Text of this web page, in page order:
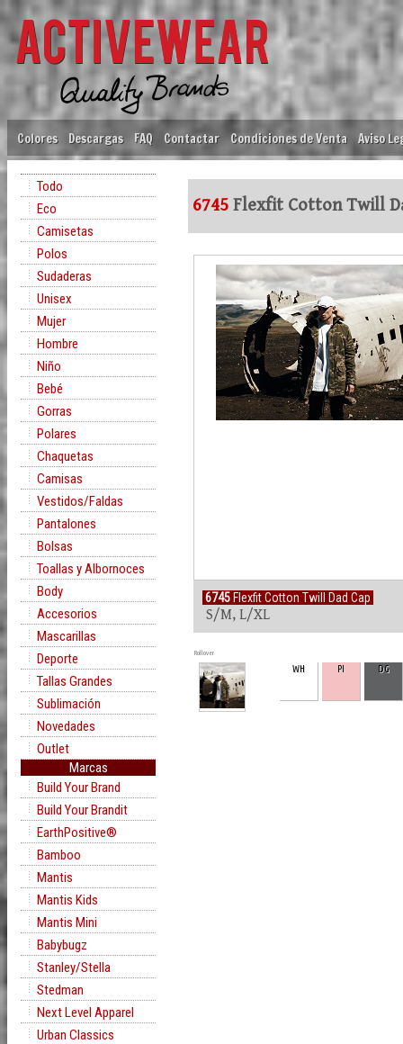
Colores Descargas FAQ Contactar Condiciones de Venta Aviso
Todo
Eco
Camisetas
Polos
Sudaderas
Unisex
Mujer
Hombre
Niño
Bebé
Gorras
Polares
Chaquetas
Camisas
Vestidos/Faldas
Pantalones
Bolsas
Toallas y Albornoces
Body
Accesorios
Mascarillas
Deporte
Tallas Grandes
Sublimación
Novedades
Outlet
Marcas
Build Your Brand
Build Your Brandit
EarthPositive®
Bamboo
Mantis
Mantis Kids
Mantis Mini
Babybugz
Stanley/Stella
Stedman
Next Level Apparel
Urban Classics
6745 Flexfit Cotton Twill
6745 Flexfit Cotton Twill Dad Cap
S/M, L/XL
Rollover
WH PI DG